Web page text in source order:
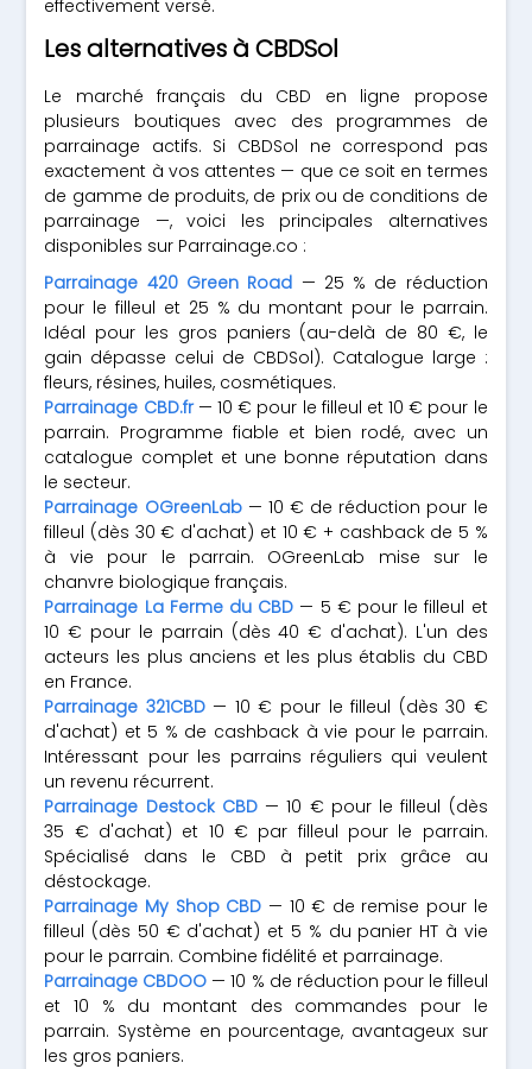
effectivement versé.
Les alternatives à CBDSol
Le marché français du CBD en ligne propose
plusieurs boutiques avec des programmes de
parrainage actifs. Si CBDSol ne correspond pas
exactement à vos attentes — que ce soit en termes
de gamme de produits, de prix ou de conditions de
parrainage —, voici les principales alternatives
disponibles sur Parrainage.co :
Parrainage 420 Green Road — 25 % de réduction
pour le filleul et 25 % du montant pour le parrain.
Idéal pour les gros paniers (au-delà de 80 €, le
gain dépasse celui de CBDSol). Catalogue large :
fleurs, résines, huiles, cosmétiques.
Parrainage CBD.fr— 10 € pour le filleul et 10 € pour le
parrain. Programme fiable et bien rodé, avec un
catalogue complet et une bonne réputation dans
le secteur.
Parrainage OGreenLab— 10 € de réduction pour le
filleul (dès 30 € d'achat) et 10 € + cashback de 5 %
à vie pour le parrain. OGreenLab mise sur le
chanvre biologique français.
Parrainage La Ferme du CBD — 5 € pour le filleul et
10 € pour le parrain (dès 40 € d'achat). L'un des
acteurs les plus anciens et les plus établis du CBD
en France.
Parrainage 321CBD— 10 € pour le filleul (dès 30 €
d'achat) et 5 % de cashback à vie pour le parrain.
Intéressant pour les parrains réguliers qui veulent
un revenu récurrent.
Parrainage Destock CBD— 10 € pour le filleul (dès
35 € d'achat) et 10 € par filleul pour le parrain.
Spécialisé dans le CBD à petit prix grâce au
déstockage.
Parrainage My Shop CBD — 10 € de remise pour le
filleul (dès 50 € d'achat) et 5 % du panier HT à vie
pour le parrain. Combine fidélité et parrainage.
Parrainage CBDOO — 10 % de réduction pour le filleul
et 10 % du montant des commandes pour le
parrain. Système en pourcentage, avantageux sur
les gros paniers.